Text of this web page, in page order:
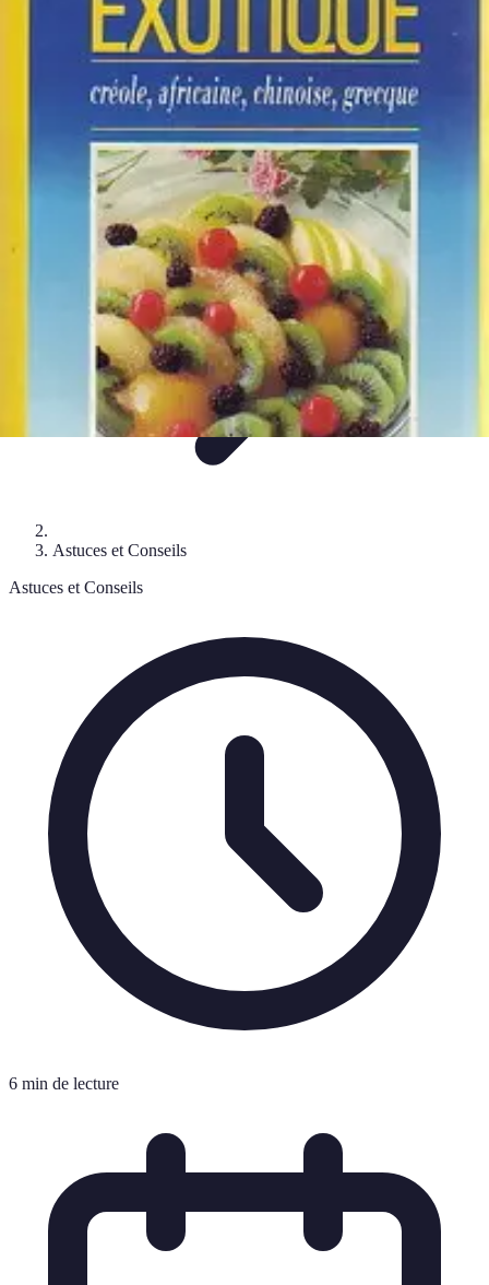
Paleo Cuisine
Nutrition PaléoNutritionSanté et NutritionNutrition et SantéRecettes
Paleo Cuisine
Astuces et Conseils
Astuces et Conseils
6 min de lecture